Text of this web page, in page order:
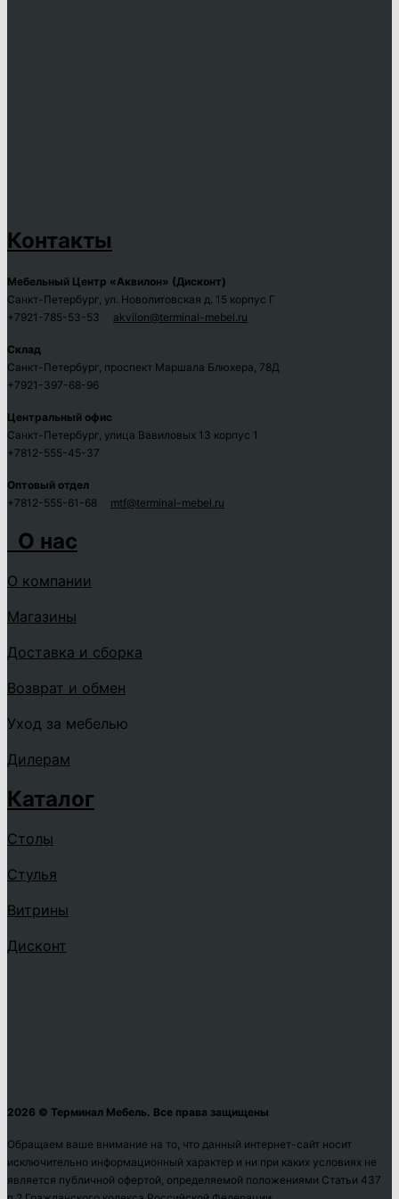
Контакты
Мебельный Центр «Аквилон» (Дисконт)
Санкт-Петербург, ул. Новолитовская д. 15 корпус Г
+7921-785-53-53 akvilon@terminal-mebel.ru
Склад
Санкт-Петербург, проспект Маршала Блюхера, 78Д
+7921-397-68-96
Центральный офис
Санкт-Петербург, улица Вавиловых 13 корпус 1
+7812-555-45-37
Оптовый отдел
+7812-555-61-68 mtf@terminal-mebel.ru
О нас
О компании
Магазины
Доставка и сборка
Возврат и обмен
Уход за мебелью
Дилерам
Каталог
Столы
Стулья
Витрины
Дисконт
2026 © Терминал Мебель. Все права защищены
Обращаем ваше внимание на то, что данный интернет-сайт носит
исключительно информационный характер и ни при каких условиях не
является публичной офертой, определяемой положениями Статьи 437